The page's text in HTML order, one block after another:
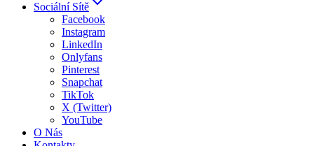
Sociální Sítě
Facebook
Instagram
LinkedIn
Onlyfans
Pinterest
Snapchat
TikTok
X (Twitter)
YouTube
O Nás